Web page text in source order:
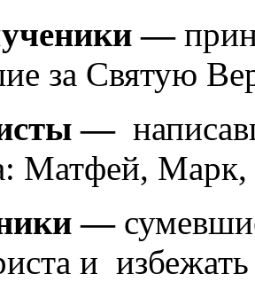
—
за Святую
—
Матфей, Марк,
—
и